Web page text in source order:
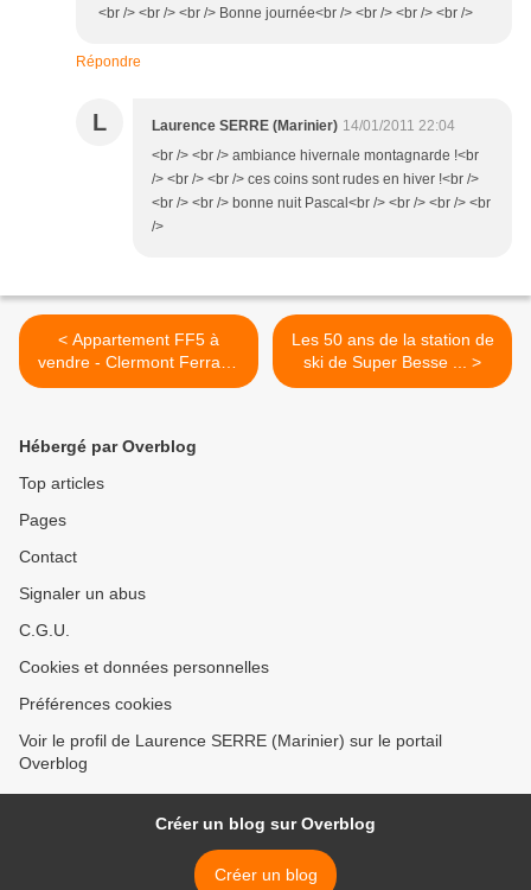
<br /> <br /> <br /> Bonne journée<br /> <br /> <br /> <br />
Répondre
L Laurence SERRE (Marinier) 14/01/2011 22:04
<br /> <br /> ambiance hivernale montagnarde !<br
/> <br /> <br /> ces coins sont rudes en hiver !<br />
<br /> <br /> bonne nuit Pascal<br /> <br /> <br /> <br
/>
< Appartement FF5 à
vendre - Clermont Ferrand
- quartier Jardin Lecoq
Les 50 ans de la station de
ski de Super Besse ... >
Hébergé par Overblog
Top articles
Pages
Contact
Signaler un abus
C.G.U.
Cookies et données personnelles
Préférences cookies
Voir le profil de Laurence SERRE (Marinier) sur le portail
Overblog
Créer un blog sur Overblog
Créer un blog